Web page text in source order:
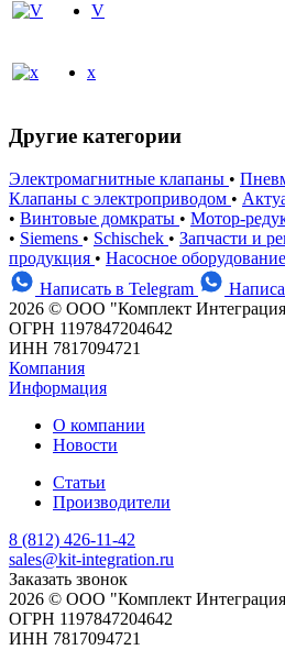
V
х
Другие категории
Электромагнитные клапаны •
Клапаны с электроприводом •
• Винтовые домкраты • Мотор-
• Siemens • Schischek • Запчасти и
продукция • Насосное оборудование
Написать в Telegram
2026 © ООО "Комплект
ОГРН 1197847204642
ИНН 7817094721
Компания
Информация
О компании
Новости
Статьи
Производители
8 (812) 426-11-42
sales@kit-integration.ru
Заказать звонок
2026 © ООО "Комплект
ОГРН 1197847204642
ИНН 7817094721